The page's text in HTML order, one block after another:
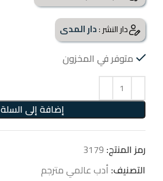
دار النشر :دار المدى
متوفر في المخزون
إضافة إلى السلة
رمز المنتج: 3179
التصنيف: أدب عالمي مترجم